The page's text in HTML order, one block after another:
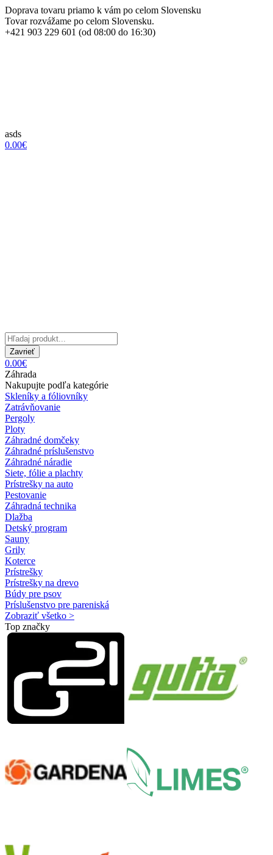
Doprava tovaru priamo k vám po celom Slovensku
Tovar rozvážame po celom Slovensku.
+421 903 229 601 (od 08:00 do 16:30)
asds
0.00€
Zavrieť
0.00€
Záhrada
Nakupujte podľa kategórie
Skleníky a fóliovníky
Zatrávňovanie
Pergoly
Ploty
Záhradné domčeky
Záhradné príslušenstvo
Záhradné náradie
Siete, fólie a plachty
Prístrešky na auto
Pestovanie
Záhradná technika
Dlažba
Detský program
Sauny
Grily
Koterce
Prístrešky
Prístrešky na drevo
Búdy pre psov
Príslušenstvo pre pareniská
Zobraziť všetko >
Top značky